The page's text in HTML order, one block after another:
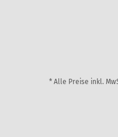
* Alle Preise inkl.